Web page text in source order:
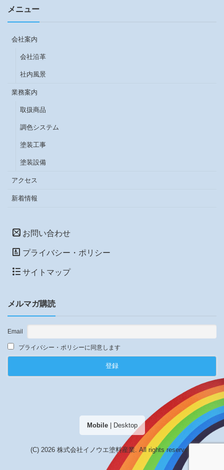
メニュー
会社案内
会社沿革
社内風景
業務案内
取扱商品
調色システム
塗装工事
塗装設備
アクセス
新着情報
お問い合わせ
プライバシー・ポリシー
サイトマップ
メルマガ購読
Email
プライバシー・ポリシーに同意します
Mobile| Desktop
(C) 2026 株式会社イノウエ塗料産業 . All rights reserved.